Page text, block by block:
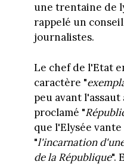
une trentaine de
rappelé un
journalistes.
Le chef de l'Etat
caractère "
peu avant
proclamé "
que l'Elysée
"l'incarnation
de la République".